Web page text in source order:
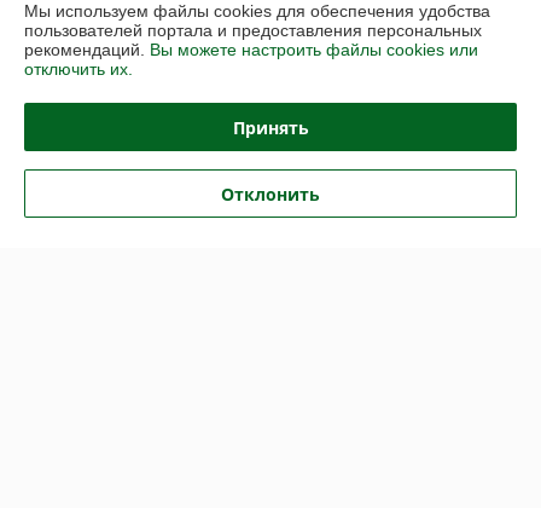
График работы
Политика обработки cookies
Сайт создан на платформе Deal.by
Мы используем файлы cookies для обеспечения удобства
пользователей портала и предоставления персональных
рекомендаций. Вы можете настроить файлы cookies или
отключить их.
Принять
Отклонить